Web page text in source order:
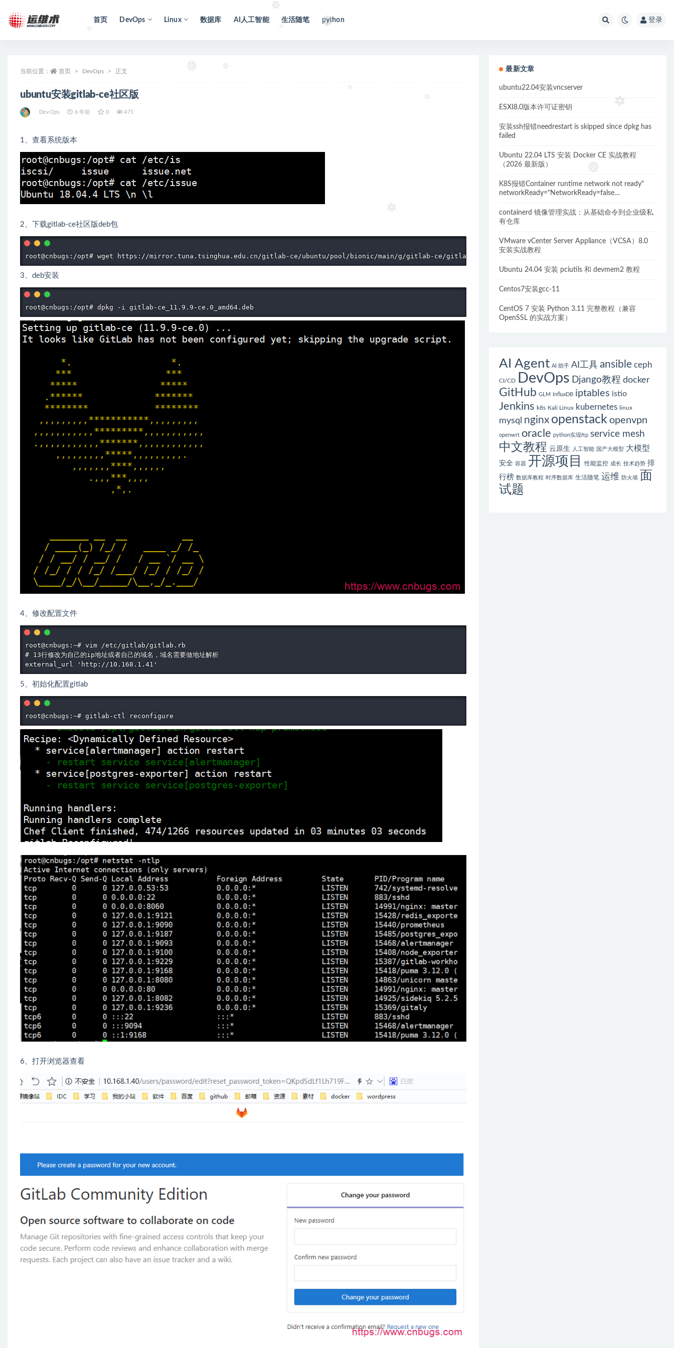
首页 DevOps Linux 数据库 AI人工智能 生活随笔 python 登录
当前位置： 首页 DevOps 正文
ubuntu安装gitlab-ce社区版
DevOps 6 年前 0 471
1、查看系统版本
2、下载gitlab-ce社区版deb包
root@cnbugs:/opt# wget https://mirror.tuna.tsinghua.edu.cn/gitlab-ce/ubuntu/pool/bionic/main/g/gitlab-ce/gitlab-ce_11.9.9-ce.0_amd64.deb
3、deb安装
root@cnbugs:/opt# dpkg -i gitlab-ce_11.9.9-ce.0_amd64.deb
4、修改配置文件
root@cnbugs:~# vim /etc/gitlab/gitlab.rb
# 13行修改为自己的ip地址或者自己的域名，域名需要做地址解析
external_url 'http://10.168.1.41'
5、初始化配置gitlab
root@cnbugs:~# gitlab-ctl reconfigure
6、打开浏览器查看
最新文章
ubuntu22.04安装vncserver
ESXI8.0版本许可证密钥
安装ssh报错needrestart is skipped since dpkg has
failed
Ubuntu 22.04 LTS 安装 Docker CE 实战教程
（2026 最新版）
K8S报错Container runtime network not ready"
networkReady="NetworkReady=false
containerd 镜像管理实战：从基础命令到企业级私
有仓库
VMware vCenter Server Appliance（VCSA）8.0
安装实战教程
Ubuntu 24.04 安装 pciutils 和 devmem2 教程
Centos7安装gcc-11
CentOS 7 安装 Python 3.11 完整教程（兼容
OpenSSL 的实战方案）
AI Agent AI 助手 AI工具 ansible ceph
CI/CD DevOps Django教程 docker
GitHub GLM InfluxDB iptables istio
Jenkins k8s Kali Linux kubernetes linux
mysql nginx openstack openvpn
openwrt oracle python实现ftp service mesh
中文教程 云原生 人工智能 国产大模型 大模型
安全 容器 开源项目 性能监控 成长 技术趋势 排
行榜 数据库教程 时序数据库 生活随笔 运维 防火墙 面
试题